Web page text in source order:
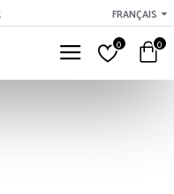
FRANÇAIS
0
0